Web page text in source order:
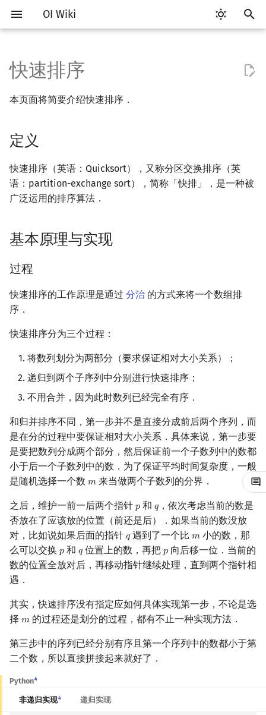
OI Wiki
入
以
开
搜
索
Getting Started
如何参与
OI Wiki 不是什么
格式手册
致谢
比赛相关简介
题型
学习路线
学习资源
常见技巧
工具软件简介
Atom
Xcode
GUIDE
Sublime Text
CP Editor
Code::Blocks
评测工具
CCR Plus
命令行
命令行编译与调试
Testlib
Validator
Polygon
OJ 工具
LaTeX 入门
Git
语言基础简介
运算
C++ 标准库
bitset
C++ 进阶 重载运算符
C++ 与其他常用语言的区别
Java 进阶
复杂度简介
定义
过程
性质
稳定性
三路快速排序
定义
过程
性质
实现
内省排序
定义
性质
实现
线性找第 k 大的数
实现（C++）
时间复杂度证明
搜索部分简介
BFS（搜索）
双向搜索
启发式搜索
回溯法
Dancing Links
Alpha–Beta 剪枝
优化
动态规划部分简介
记忆化搜索
背包 DP
区间 DP
数位 DP
插头 DP
计数 DP
动态 DP
概率 DP
DP 套 DP
DP 优化
四边形不等式优化
其它 DP 方法
字符串部分简介
标准库
字符串匹配
字符串哈希
Z 函数（扩展 KMP）
AC 自动机
后缀数组 (SA)
后缀自动机 (SAM)
后缀平衡树
广义后缀自动机
后缀树
Manacher
回文树
序列自动机
最小表示法
Main–Lorentz 算法
数学部分简介
数字系统
格雷码
位操作
二进制集合操作
弧度制与坐标系
数论
最大公约数
线性同余方程
中国剩余定理
升幂引理
阶乘取模
卢卡斯定理
同余方程
二次剩余
离散对数
数论分块
多项式与生成函数
快速数论变换
多项式平移|连续点值平移
符号化方法
Lagrange 反演
形式幂级数复合|复合逆
普通生成函数
指数生成函数
组合数学
斐波那契数列
Eulerian Number
分拆数
范德蒙德卷积
Pólya 计数
图论计数
线性代数
矩阵
对角化
Jordan标准型
线性规划
抽象代数
域论
概率论
随机变量的数字特征
博弈论
非公平组合游戏
数值算法
牛顿迭代法
杨氏矩阵
数据结构部分简介
队列
链表
哈希表
左偏树
树分块
单调栈
单调队列
ST 表
树状数组
线段树
猫树
划分树
二叉搜索树 & 平衡树
WBLT
AA 树
跳表
可持久化数据结构
可持久化平衡树
树套树
树状数组套权值线段树
K-D Tree
Top Tree
析合树
图论部分简介
图的存储
DFS（图论）
BFS（图论）
树的重心
AHU 算法
树哈希
树上随机游走
最短路问题
同余最短路
生成树问题
斯坦纳树
拆点
连通性相关
圆方树
环计数问题
最小环
2-SAT
欧拉图
哈密顿图
二分图
弦图
费用流
一般图最大匹配
计算几何部分简介
三维计算几何基础
距离
Pick 定理
旋转卡壳
半平面交
平面最近点对
随机增量法
反演变换
计算几何杂项
杂项简介
双指针
离线算法 莫队算法
分数规划
模拟退火
计算理论基础
字节顺序
约瑟夫问题
表达式求值
在一台机器上规划任务
主元素问题
Garsia–Wachs 算法
15-puzzle
Kahan 求和
珂朵莉树/颜色段均摊
空间优化简介
RMQ
括号序列
线段树与离线询问
快速排序
本页面将简要介绍快速排序．
定义
快速排序（英语：Quicksort），又称分区交换排序（英
语：partition-exchange sort），简称「快排」，是一种被
广泛运用的排序算法．
基本原理与实现
过程
快速排序的工作原理是通过 分治 的方式来将一个数组排
序．
快速排序分为三个过程：
将数列划分为两部分（要求保证相对大小关系）；
递归到两个子序列中分别进行快速排序；
不用合并，因为此时数列已经完全有序．
和归并排序不同，第一步并不是直接分成前后两个序列，而
是在分的过程中要保证相对大小关系．具体来说，第一步要
是要把数列分成两个部分，然后保证前一个子数列中的数都
小于后一个子数列中的数．为了保证平均时间复杂度，一般
是随机选择一个数 𝑚
m 来当做两个子数列的分界．
之后，维护一前一后两个指针 𝑝
p 和𝑞
q，依次考虑当前的数是
否放在了应该放的位置（前还是后）．如果当前的数没放
对，比如说如果后面的指针 𝑞
q遇到了一个比𝑚
m 小的数，那
么可以交换 𝑝
p 和𝑞
q位置上的数，再把𝑝
p 向后移一位．当前的
数的位置全放对后，再移动指针继续处理，直到两个指针相
遇．
其实，快速排序没有指定应如何具体实现第一步，不论是选
择 𝑚
m 的过程还是划分的过程，都有不止一种实现方法．
第三步中的序列已经分别有序且第一个序列中的数都小于第
二个数，所以直接拼接起来就好了．
Python4
非递归实现4 递归实现